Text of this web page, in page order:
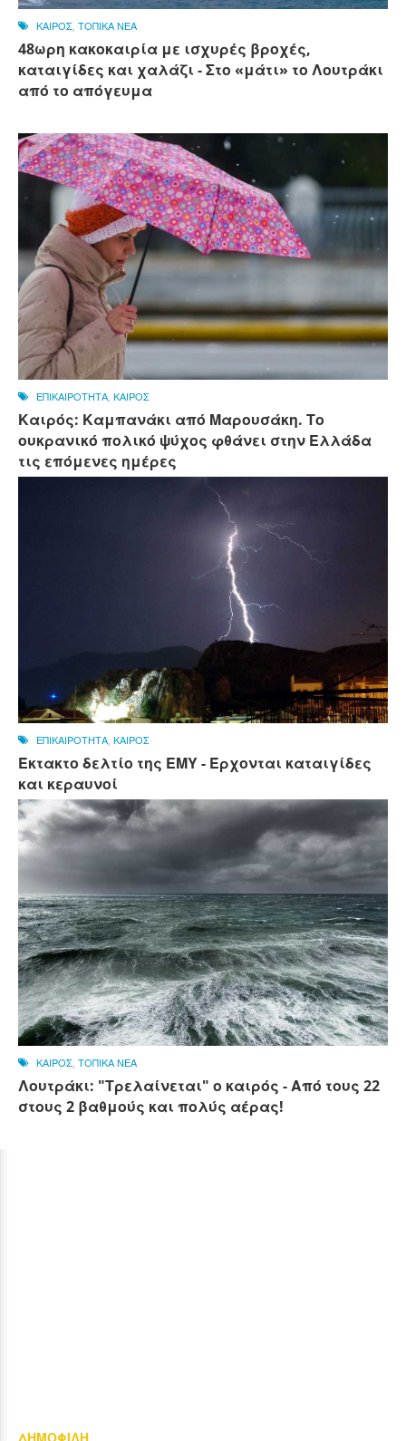
ΚΑΙΡΟΣ, ΤΟΠΙΚΑ ΝΕΑ
48ωρη κακοκαιρία με ισχυρές βροχές,
καταιγίδες και χαλάζι - Στο «μάτι» το Λουτράκι
από το απόγευμα
ΕΠΙΚΑΙΡΟΤΗΤΑ, ΚΑΙΡΟΣ
Καιρός: Καμπανάκι από Μαρουσάκη. Το
ουκρανικό πολικό ψύχος φθάνει στην Ελλάδα
τις επόμενες ημέρες
ΕΠΙΚΑΙΡΟΤΗΤΑ, ΚΑΙΡΟΣ
Έκτακτο δελτίο της ΕΜΥ - Έρχονται καταιγίδες
και κεραυνοί
ΚΑΙΡΟΣ, ΤΟΠΙΚΑ ΝΕΑ
Λουτράκι: "Τρελαίνεται" ο καιρός - Από τους 22
στους 2 βαθμούς και πολύς αέρας!